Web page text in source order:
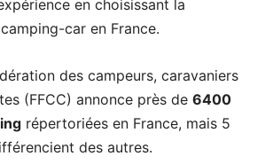
en choisissant la
car en France.
des campeurs, caravaniers
(FFCC) annonce près de 6400
répertoriées en France, mais 5
des autres.